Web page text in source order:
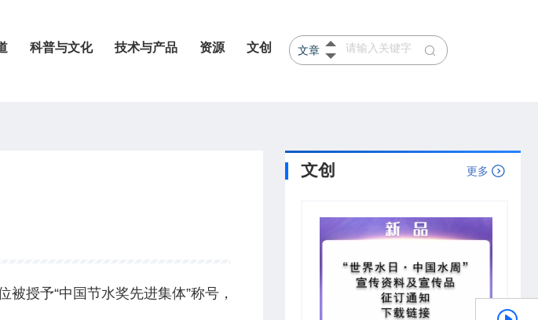
科普与文化 技术与产品 资源 文创
文章
授予“中国节水奖先进集体”称号，
文创 更多